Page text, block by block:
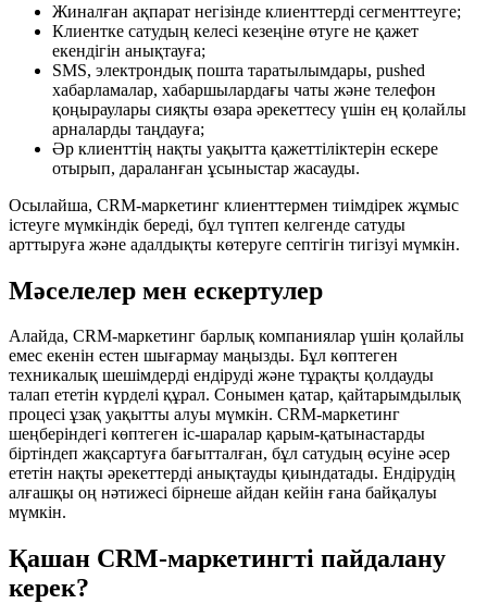
Жиналған ақпарат негізінде клиенттерді сегменттеуге;
Клиентке сатудың келесі кезеңіне өтуге не қажет
екендігін анықтауға;
SMS, электрондық пошта таратылымдары, pushed
хабарламалар, хабаршылардағы чаты және телефон
қоңыраулары сияқты өзара әрекеттесу үшін ең қолайлы
арналарды таңдауға;
Әр клиенттің нақты уақытта қажеттіліктерін ескере
отырып, дараланған ұсыныстар жасауды.
Осылайша, CRM-маркетинг клиенттермен тиімдірек жұмыс
істеуге мүмкіндік береді, бұл түптеп келгенде сатуды
арттыруға және адалдықты көтеруге септігін тигізуі мүмкін.
Мәселелер мен ескертулер
Алайда, CRM-маркетинг барлық компаниялар үшін қолайлы
емес екенін естен шығармау маңызды. Бұл көптеген
техникалық шешімдерді ендіруді және тұрақты қолдауды
талап ететін күрделі құрал. Сонымен қатар, қайтарымдылық
процесі ұзақ уақытты алуы мүмкін. CRM-маркетинг
шеңберіндегі көптеген іс-шаралар қарым-қатынастарды
біртіндеп жақсартуға бағытталған, бұл сатудың өсуіне әсер
ететін нақты әрекеттерді анықтауды қиындатады. Ендірудің
алғашқы оң нәтижесі бірнеше айдан кейін ғана байқалуы
мүмкін.
Қашан CRM-маркетингті пайдалану
керек?